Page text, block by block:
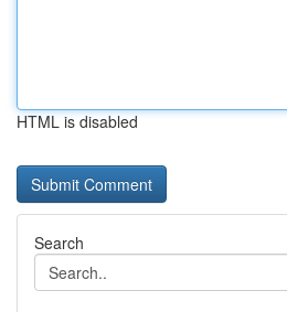
HTML is disabled
Search